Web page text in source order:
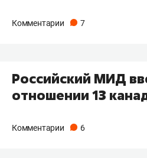
Комментарии 7
Российский МИД
отношении 13
Комментарии 6